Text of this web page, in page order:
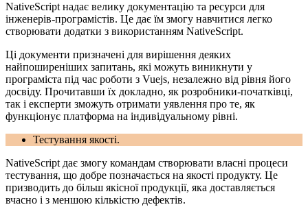
NativeScript надає велику документацію та ресурси для
інженерів-програмістів. Це дає їм змогу навчитися легко
створювати додатки з використанням NativeScript.
Ці документи призначені для вирішення деяких
найпоширеніших запитань, які можуть виникнути у
програміста під час роботи з Vuejs, незалежно від рівня його
досвіду. Прочитавши їх докладно, як розробники-початківці,
так і експерти зможуть отримати уявлення про те, як
функціонує платформа на індивідуальному рівні.
Тестування якості.
NativeScript дає змогу командам створювати власні процеси
тестування, що добре позначається на якості продукту. Це
призводить до більш якісної продукції, яка доставляється
вчасно і з меншою кількістю дефектів.